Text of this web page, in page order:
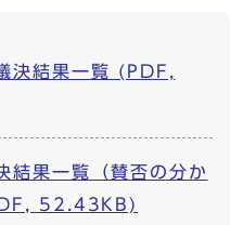
決結果一覧 (PDF,
結果一覧（賛否の分か
52.43KB)